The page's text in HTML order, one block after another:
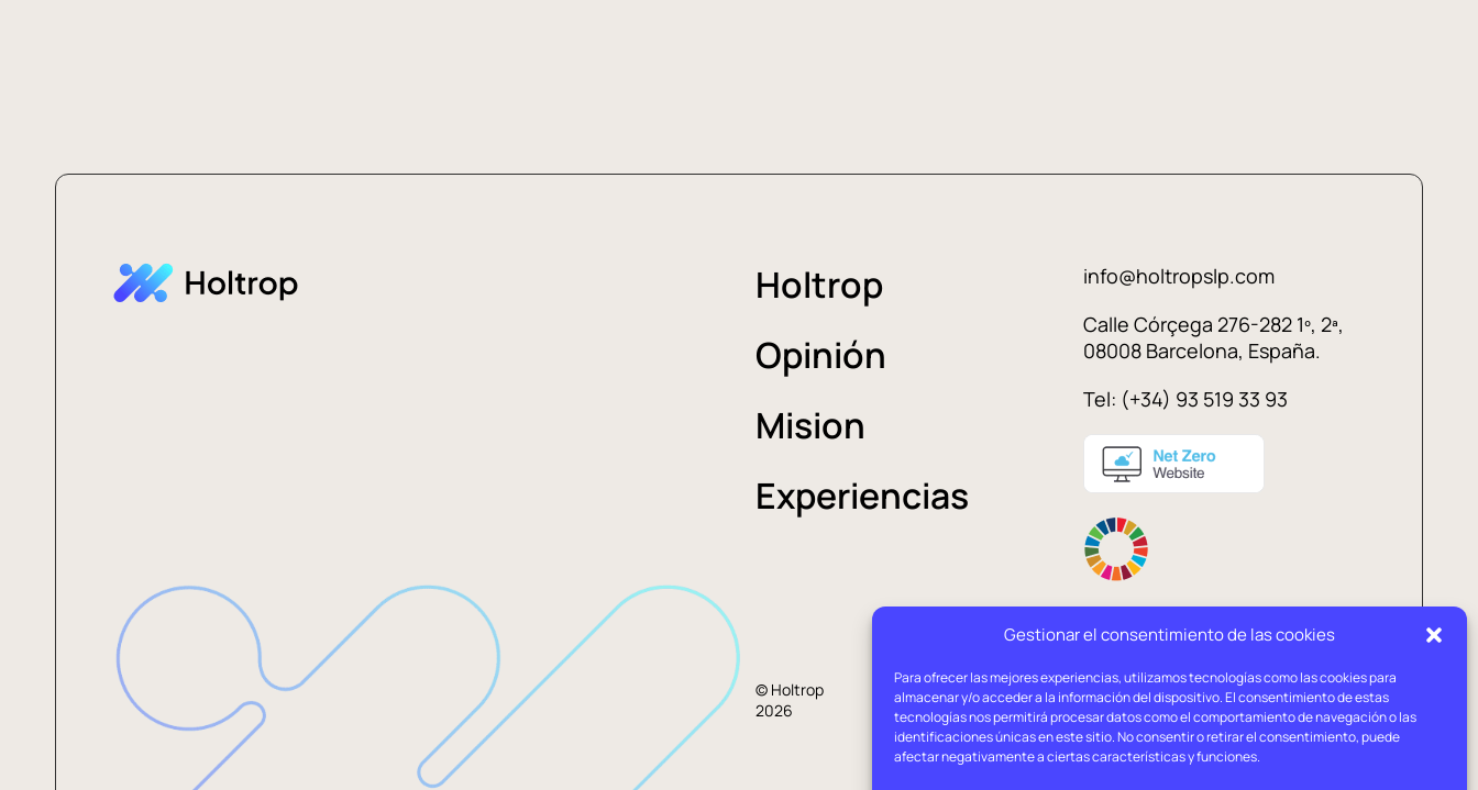
Gestionar el consentimiento de las cookies
Para ofrecer las mejores experiencias, utilizamos tecnologías como las cookies para
almacenar y/o acceder a la información del dispositivo. El consentimiento de estas
tecnologías nos permitirá procesar datos como el comportamiento de navegación o las
identificaciones únicas en este sitio. No consentir o retirar el consentimiento, puede
afectar negativamente a ciertas características y funciones.
Holtrop
Opinión
Mision
Experiencias
info@holtropslp.com
Calle Córçega 276-282 1º, 2ª,
08008 Barcelona, España.
Tel: (+34) 93 519 33 93
© Holtrop
2026
Aviso
legal
Política de
privacidad
Política de
cookies